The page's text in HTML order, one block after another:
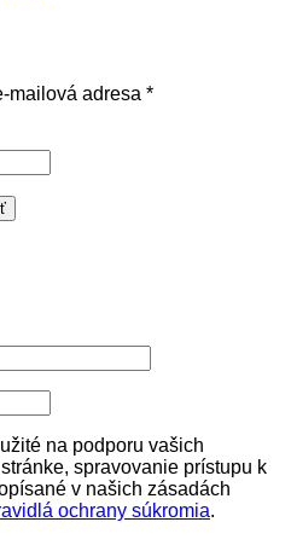
mailová adresa *Povinné
na podporu vašich
spravovanie prístupu k
v našich zásadách
ochrany súkromia.